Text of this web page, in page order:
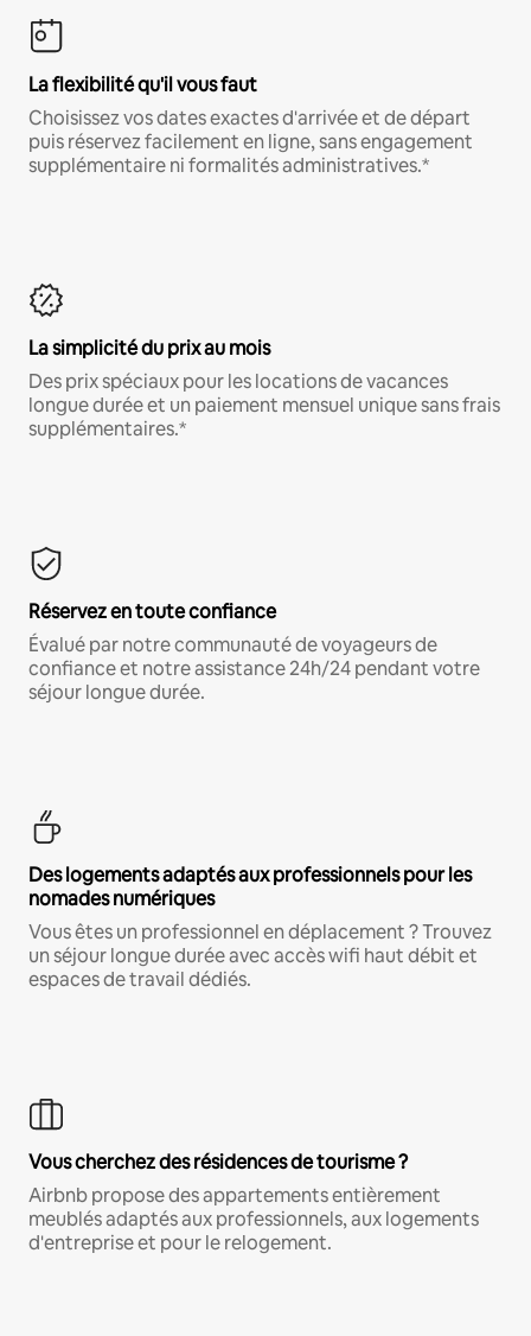
La flexibilité qu'il vous faut
Choisissez vos dates exactes d'arrivée et de départ
puis réservez facilement en ligne, sans engagement
supplémentaire ni formalités administratives.*
La simplicité du prix au mois
Des prix spéciaux pour les locations de vacances
longue durée et un paiement mensuel unique sans frais
supplémentaires.*
Réservez en toute confiance
Évalué par notre communauté de voyageurs de
confiance et notre assistance 24h/24 pendant votre
séjour longue durée.
Des logements adaptés aux professionnels pour les
nomades numériques
Vous êtes un professionnel en déplacement ? Trouvez
un séjour longue durée avec accès wifi haut débit et
espaces de travail dédiés.
Vous cherchez des résidences de tourisme ?
Airbnb propose des appartements entièrement
meublés adaptés aux professionnels, aux logements
d'entreprise et pour le relogement.